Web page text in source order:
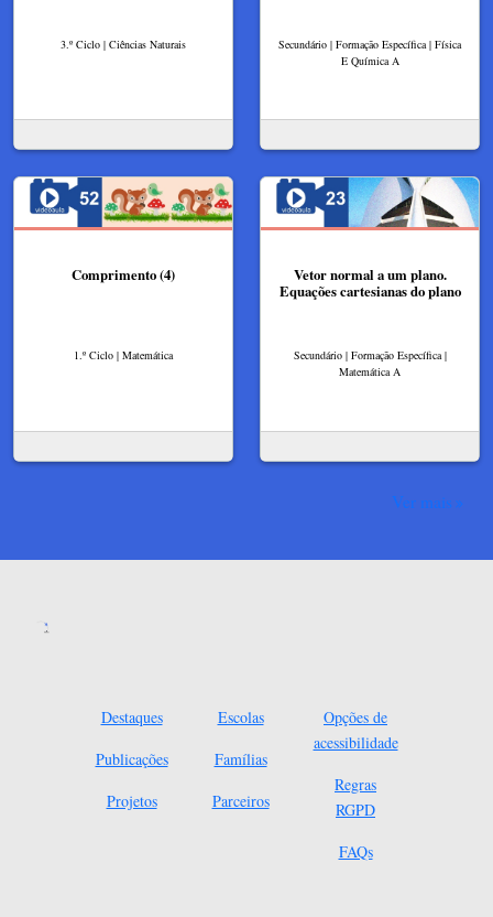
3.º Ciclo | Ciências Naturais
Secundário | Formação Específica | Física
E Química A
Comprimento (4)
1.º Ciclo | Matemática
Vetor normal a um plano.
Equações cartesianas do plano
Secundário | Formação Específica |
Matemática A
Ver mais
Destaques
Publicações
Projetos
Escolas
Famílias
Parceiros
Opções de
acessibilidade
Regras
RGPD
FAQs